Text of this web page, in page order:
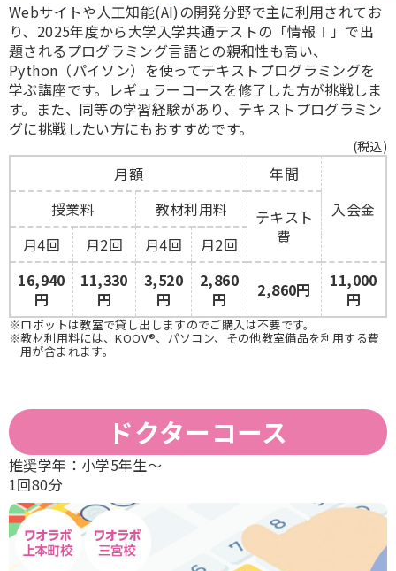
Webサイトや人工知能(AI)の開発分野で主に利用されてお
り、2025年度から大学入学共通テストの「情報Ⅰ」で出
題されるプログラミング言語との親和性も高い、
Python（パイソン）を使ってテキストプログラミングを
学ぶ講座です。レギュラーコースを修了した方が挑戦しま
す。また、同等の学習経験があり、テキストプログラミン
グに挑戦したい方にもおすすめです。
(税込)
月額
年間
入会金
授業料 教材利用料
テキスト
費
月4回 月2回 月4回
月2回
16,940
円
11,330
円
3,520
円
2,860
円
2,860円
11,000
円
※ロボットは教室で貸し出しますのでご購入は不要です。
※教材利用料には、KOOV®、パソコン、その他教室備品を利用する費
用が含まれます。
ドクターコース
推奨学年： 小学5年生〜
1回80分